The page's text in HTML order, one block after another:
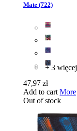
Mate (722)
+ 3 więcej
47,97 zł
Add to cart More
Out of stock